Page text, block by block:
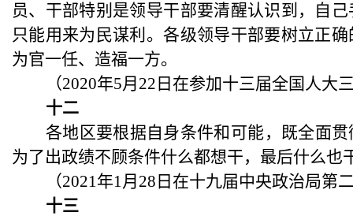
员、干部特别是领导干部要清醒认识到，自
只能用来为民谋利。各级领导干部要树立正
为官一任、造福一方。
（2020年5月22日在参加十三届全国人大
十二
各地区要根据自身条件和可能，既全面
为了出政绩不顾条件什么都想干，最后什么也
（2021年1月28日在十九届中央政治局第
十三